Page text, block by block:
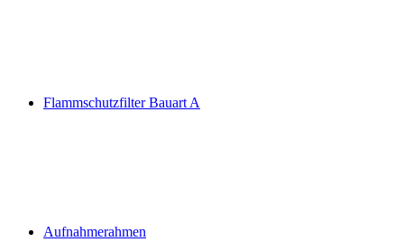
Flammschutzfilter Bauart A
Aufnahmerahmen